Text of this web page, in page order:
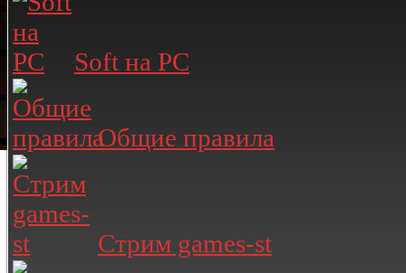
Soft на PC
Общие правила
Стрим games-st